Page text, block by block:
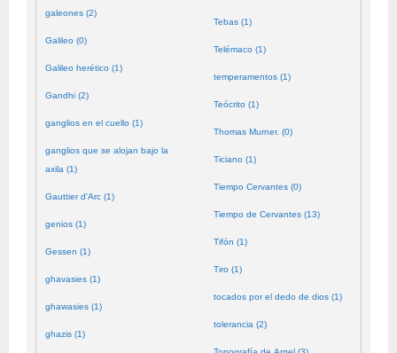
galeones (2)
Galileo (0)
Galileo herético (1)
Gandhi (2)
ganglios en el cuello (1)
ganglios que se alojan bajo la
axila (1)
Gauttier d'Arc (1)
genios (1)
Gessen (1)
ghavasies (1)
ghawasies (1)
ghazis (1)
Tebas (1)
Telémaco (1)
temperamentos (1)
Teócrito (1)
Thomas Murner. (0)
Ticiano (1)
Tiempo Cervantes (0)
Tiempo de Cervantes (13)
Tifón (1)
Tiro (1)
tocados por el dedo de dios (1)
tolerancia (2)